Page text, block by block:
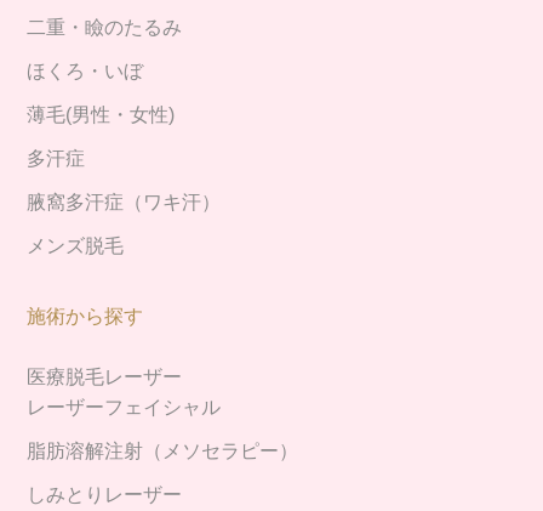
二重・瞼のたるみ
ほくろ・いぼ
薄毛(男性・女性)
多汗症
腋窩多汗症（ワキ汗）
メンズ脱毛
施術から探す
医療脱毛レーザー
レーザーフェイシャル
脂肪溶解注射（メソセラピー）
しみとりレーザー